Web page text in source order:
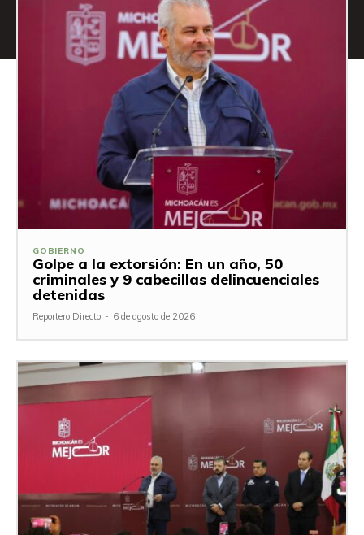
GOBIERNO
Golpe a la extorsión: En un año, 50
criminales y 9 cabecillas delincuenciales
detenidas
Reportero Directo - 6 de agosto de 2026